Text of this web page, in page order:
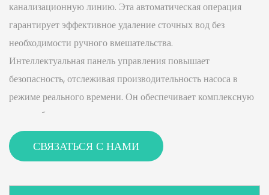
канализационную линию. Эта автоматическая операция
гарантирует эффективное удаление сточных вод без
необходимости ручного вмешательства.
Интеллектуальная панель управления повышает
безопасность, отслеживая производительность насоса в
режиме реального времени. Он обеспечивает комплексную
защиту благодаря автоматическому сливу сточных вод,
интеллектуальному реверсу двигателя и оповещению о
неисправностях в режиме реального времени.
режимами работы — бесшумным, энергосберегающим и
СВЯЗАТЬСЯ С НАМИ